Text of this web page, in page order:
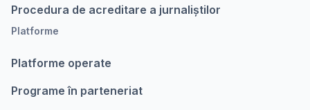
Procedura de acreditare a jurnaliștilor
Platforme
Platforme operate
Programe în parteneriat